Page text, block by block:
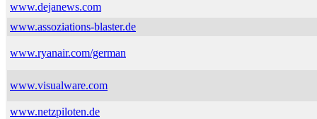
www.dejanews.com
www.assoziations-blaster.de
www.ryanair.com/german
www.visualware.com
www.netzpiloten.de